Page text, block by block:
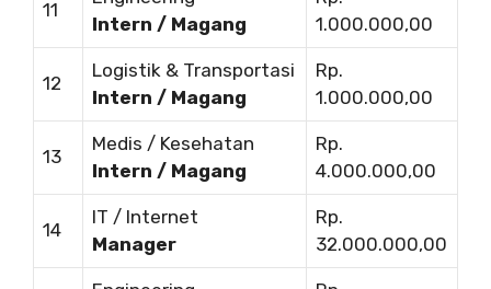
11
Intern / Magang
1.000.000,00
12
Logistik & Transportasi
Intern / Magang
Rp.
1.000.000,00
13
Medis / Kesehatan
Intern / Magang
Rp.
4.000.000,00
14
IT / Internet
Manager
Rp.
32.000.000,00